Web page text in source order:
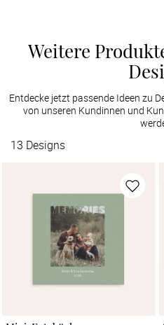
Weitere
Entdecke jetzt passende Ideen zu
von unseren Kundinnen und
13 Designs